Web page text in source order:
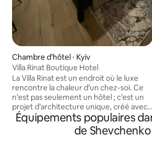
Chambre d'hôtel ⋅ Kyiv
Villa Rinat Boutique Hotel
La Villa Rinat est un endroit où le luxe
rencontre la chaleur d’un chez-soi. Ce
n’est pas seulement un hôtel ; c’est un
projet d’architecture unique, créé avec
beaucoup d’amour et portant le nom du
petit-fils du propriétaire. Nous avons mis
tout notre cœur et toute notre âme
Équipements populaires
de Shevchenko